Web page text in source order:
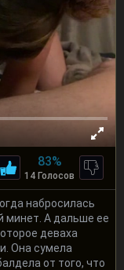
83%
14 Голосов
набросилась
минет. А дальше ее
деваха
Она сумела
от того, что